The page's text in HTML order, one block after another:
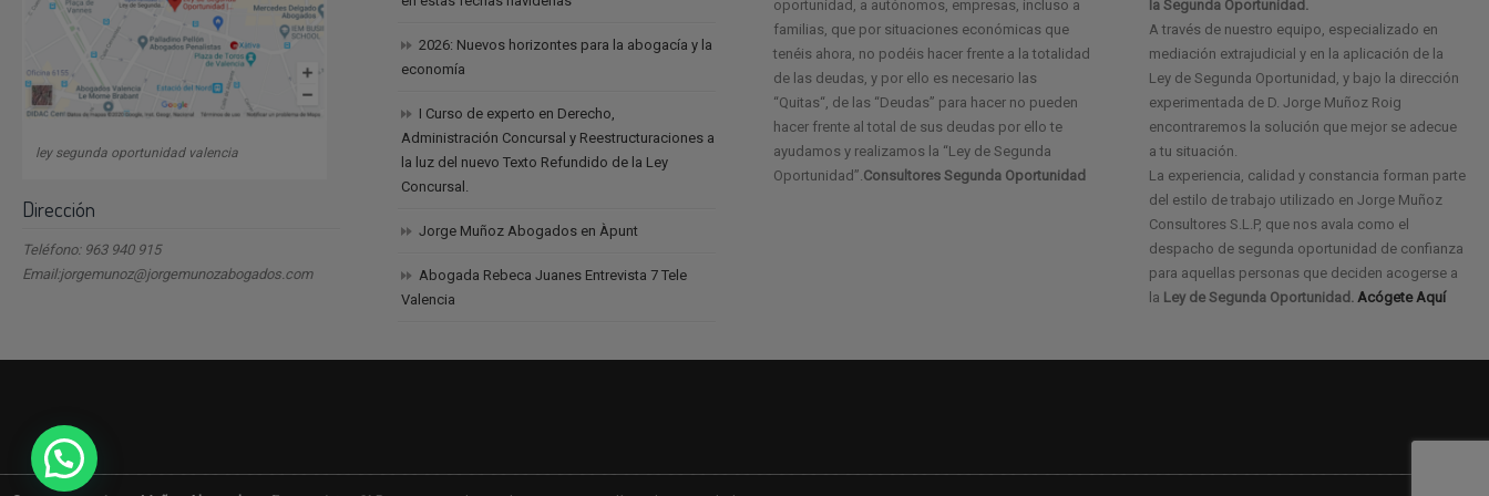
ley segunda oportunidad valencia
Dirección
Teléfono: 963 940 915
Email:jorgemunoz@jorgemunozabogados.com
2026: Nuevos horizontes para la abogacía y la
economía
I Curso de experto en Derecho,
Administración Concursal y Reestructuraciones a
la luz del nuevo Texto Refundido de la Ley
Concursal.
Jorge Muñoz Abogados en Àpunt
Abogada Rebeca Juanes Entrevista 7 Tele
Valencia
oportunidad, a autónomos, empresas, incluso a
familias, que por situaciones económicas que
tenéis ahora, no podéis hacer frente a la totalidad
de las deudas, y por ello es necesario las
“Quitas“, de las “Deudas” para hacer no pueden
hacer frente al total de sus deudas por ello te
ayudamos y realizamos la “Ley de Segunda
Oportunidad”.Consultores Segunda Oportunidad
la Segunda Oportunidad.
A través de nuestro equipo, especializado en
mediación extrajudicial y en la aplicación de la
Ley de Segunda Oportunidad, y bajo la dirección
experimentada de D. Jorge Muñoz Roig
encontraremos la solución que mejor se adecue
a tu situación.
La experiencia, calidad y constancia forman parte
del estilo de trabajo utilizado en Jorge Muñoz
Consultores S.L.P, que nos avala como el
despacho de segunda oportunidad de confianza
para aquellas personas que deciden acogerse a
la Ley de Segunda Oportunidad.Acógete Aquí